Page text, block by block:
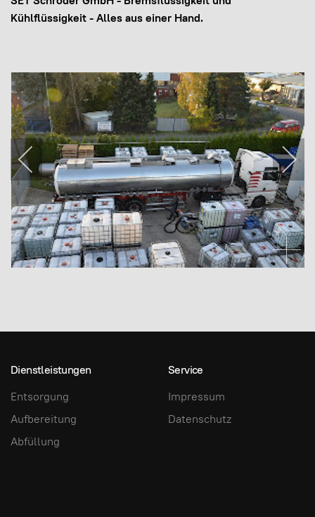
Kühlflüssigkeit - Alles aus einer Hand.
Dienstleistungen
Entsorgung
Aufbereitung
Abfüllung
Service
Impressum
Datenschutz